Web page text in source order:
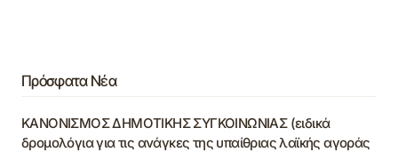
Πρόσφατα Νέα
ΚΑΝΟΝΙΣΜΟΣ ΔΗΜΟΤΙΚΗΣ ΣΥΓΚΟΙΝΩΝΙΑΣ (ειδικά
δρομολόγια για τις ανάγκες της υπαίθριας λαϊκής αγοράς